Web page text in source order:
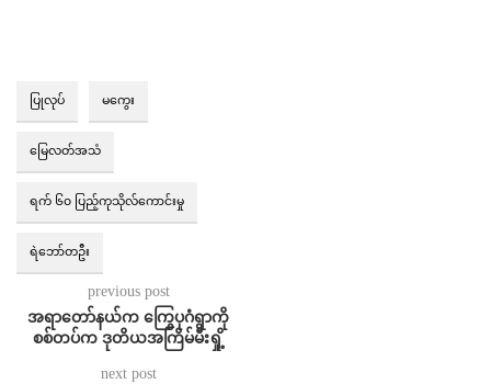
ပြုလုပ် မကွေး
မြေလတ်အသံ
ရက် ၆၀ ပြည့်ကုသိုလ်ကောင်းမှု
ရဲဘော်တဦး
previous post
အရာတော်နယ်က ကြွေပုဂံရွာကို
စစ်တပ်က ဒုတိယအကြိမ်မီးရှို့
next post